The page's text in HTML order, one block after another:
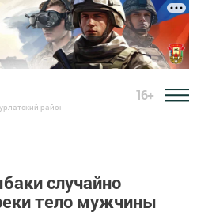
район
16+
случайно
тело мужчины